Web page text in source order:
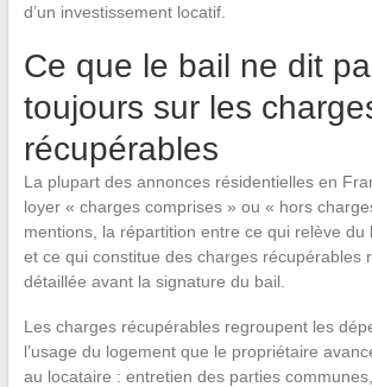
d’un investissement locatif.
Ce que le bail ne dit
toujours sur les
récupérables
La plupart des annonces résidentielles en
loyer « charges comprises » ou « hors
mentions, la répartition entre ce qui relève du
et ce qui constitue des charges récupérables
détaillée avant la signature du bail.
Les charges récupérables regroupent les
l’usage du logement que le propriétaire
au locataire : entretien des parties